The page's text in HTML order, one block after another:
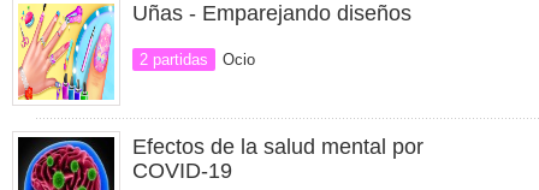
Uñas - Emparejando diseños
2 partidas Ocio
Efectos de la salud mental por
COVID-19